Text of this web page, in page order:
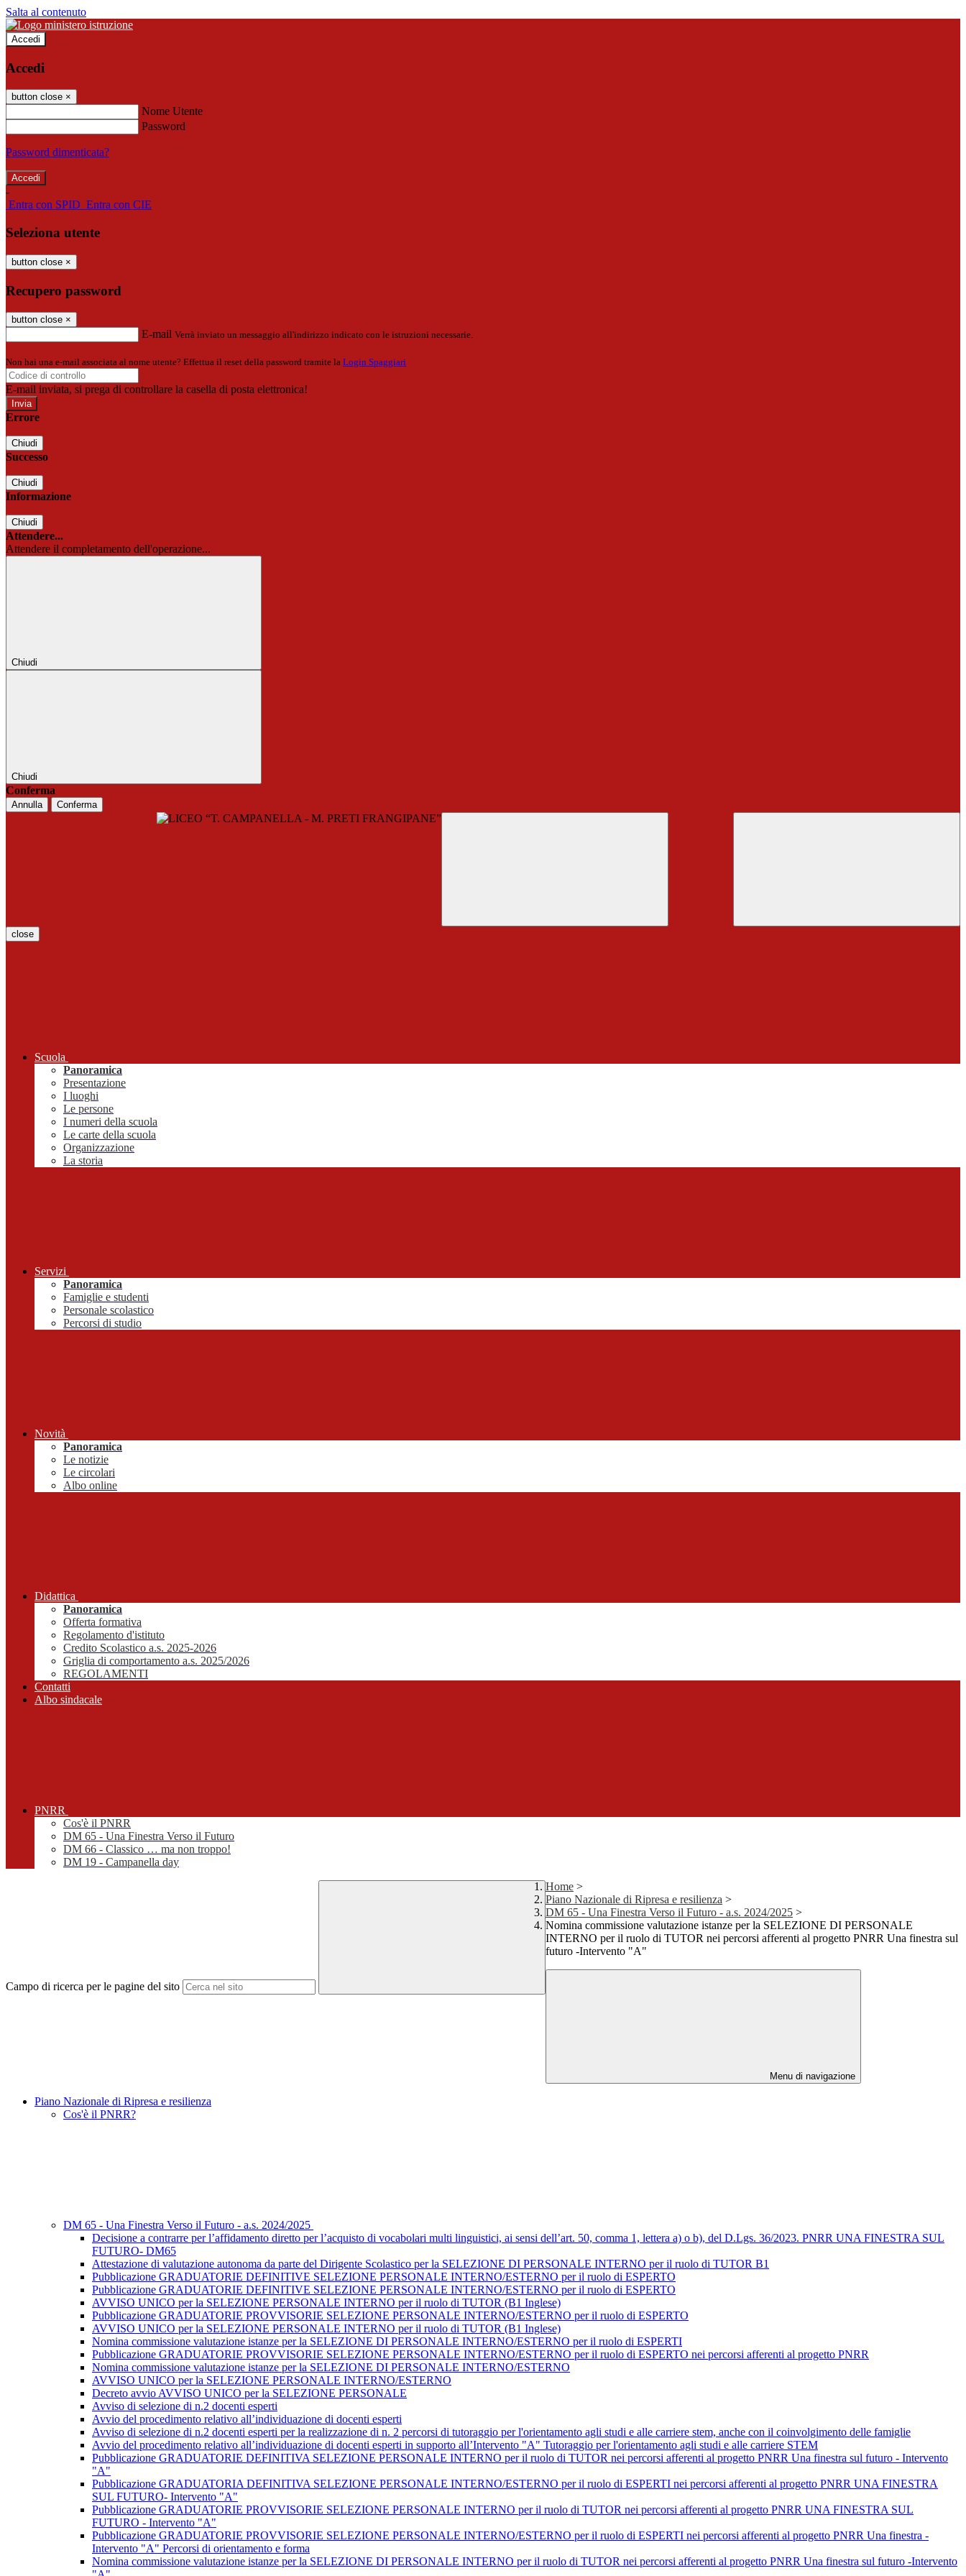
Salta al contenuto
Accedi
Accedi
button close ×
Nome Utente
Password
Password dimenticata?
-
Entra con SPID Entra con CIE
Seleziona utente
button close ×
Recupero password
button close ×
E-mail Verrà inviato un messaggio all'indirizzo indicato con le istruzioni necessarie.
Non hai una e-mail associata al nome utente? Effettua il reset della password tramite la Login Spaggiari
E-mail inviata, si prega di controllare la casella di posta elettronica!
Errore
Chiudi
Successo
Chiudi
Informazione
Chiudi
Attendere...
Attendere il completamento dell'operazione...
Chiudi
Chiudi
Conferma
Annulla Conferma
close
Scuola
Panoramica
Presentazione
I luoghi
Le persone
I numeri della scuola
Le carte della scuola
Organizzazione
La storia
Servizi
Panoramica
Famiglie e studenti
Personale scolastico
Percorsi di studio
Novità
Panoramica
Le notizie
Le circolari
Albo online
Didattica
Panoramica
Offerta formativa
Regolamento d'istituto
Credito Scolastico a.s. 2025-2026
Griglia di comportamento a.s. 2025/2026
REGOLAMENTI
Contatti
Albo sindacale
PNRR
Cos'è il PNRR
DM 65 - Una Finestra Verso il Futuro
DM 66 - Classico … ma non troppo!
DM 19 - Campanella day
Campo di ricerca per le pagine del sito
Home >
Piano Nazionale di Ripresa e resilienza >
DM 65 - Una Finestra Verso il Futuro - a.s. 2024/2025 >
Nomina commissione valutazione istanze per la SELEZIONE DI PERSONALE
INTERNO per il ruolo di TUTOR nei percorsi afferenti al progetto PNRR Una finestra sul
futuro -Intervento "A"
Menu di navigazione
Piano Nazionale di Ripresa e resilienza
Cos'è il PNRR?
DM 65 - Una Finestra Verso il Futuro - a.s. 2024/2025
Decisione a contrarre per l’affidamento diretto per l’acquisto di vocabolari multi linguistici, ai sensi dell’art. 50, comma 1, lettera a) o b), del D.Lgs. 36/2023. PNRR UNA FINESTRA SUL
FUTURO- DM65
Attestazione di valutazione autonoma da parte del Dirigente Scolastico per la SELEZIONE DI PERSONALE INTERNO per il ruolo di TUTOR B1
Pubblicazione GRADUATORIE DEFINITIVE SELEZIONE PERSONALE INTERNO/ESTERNO per il ruolo di ESPERTO
Pubblicazione GRADUATORIE DEFINITIVE SELEZIONE PERSONALE INTERNO/ESTERNO per il ruolo di ESPERTO
AVVISO UNICO per la SELEZIONE PERSONALE INTERNO per il ruolo di TUTOR (B1 Inglese)
Pubblicazione GRADUATORIE PROVVISORIE SELEZIONE PERSONALE INTERNO/ESTERNO per il ruolo di ESPERTO
AVVISO UNICO per la SELEZIONE PERSONALE INTERNO per il ruolo di TUTOR (B1 Inglese)
Nomina commissione valutazione istanze per la SELEZIONE DI PERSONALE INTERNO/ESTERNO per il ruolo di ESPERTI
Pubblicazione GRADUATORIE PROVVISORIE SELEZIONE PERSONALE INTERNO/ESTERNO per il ruolo di ESPERTO nei percorsi afferenti al progetto PNRR
Nomina commissione valutazione istanze per la SELEZIONE DI PERSONALE INTERNO/ESTERNO
AVVISO UNICO per la SELEZIONE PERSONALE INTERNO/ESTERNO
Decreto avvio AVVISO UNICO per la SELEZIONE PERSONALE
Avviso di selezione di n.2 docenti esperti
Avvio del procedimento relativo all’individuazione di docenti esperti
Avviso di selezione di n.2 docenti esperti per la realizzazione di n. 2 percorsi di tutoraggio per l'orientamento agli studi e alle carriere stem, anche con il coinvolgimento delle famiglie
Avvio del procedimento relativo all’individuazione di docenti esperti in supporto all’Intervento "A" Tutoraggio per l'orientamento agli studi e alle carriere STEM
Pubblicazione GRADUATORIE DEFINITIVA SELEZIONE PERSONALE INTERNO per il ruolo di TUTOR nei percorsi afferenti al progetto PNRR Una finestra sul futuro - Intervento
"A"
Pubblicazione GRADUATORIA DEFINITIVA SELEZIONE PERSONALE INTERNO/ESTERNO per il ruolo di ESPERTI nei percorsi afferenti al progetto PNRR UNA FINESTRA
SUL FUTURO- Intervento "A"
Pubblicazione GRADUATORIE PROVVISORIE SELEZIONE PERSONALE INTERNO per il ruolo di TUTOR nei percorsi afferenti al progetto PNRR UNA FINESTRA SUL
FUTURO - Intervento "A"
Pubblicazione GRADUATORIE PROVVISORIE SELEZIONE PERSONALE INTERNO/ESTERNO per il ruolo di ESPERTI nei percorsi afferenti al progetto PNRR Una finestra -
Intervento "A" Percorsi di orientamento e forma
Nomina commissione valutazione istanze per la SELEZIONE DI PERSONALE INTERNO per il ruolo di TUTOR nei percorsi afferenti al progetto PNRR Una finestra sul futuro -Intervento